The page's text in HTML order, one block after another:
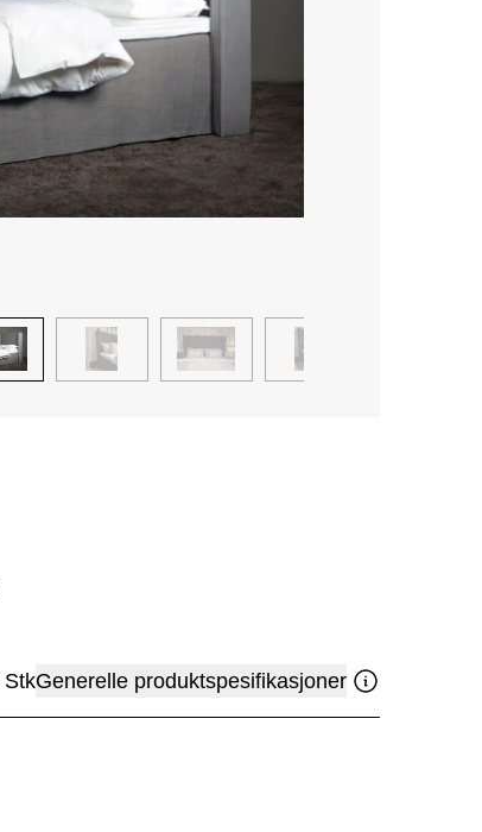
StkGenerelle produktspesifikasjoner